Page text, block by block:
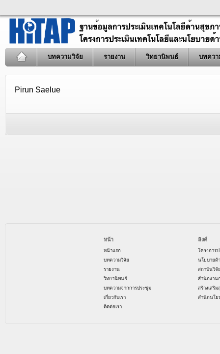
บทความวิจัย รายงาน วิทยานิพนธ์ บทควา
Pirun Saelue
หน้า
หน้าแรก
บทความวิจัย
รายงาน
วิทยานิพนธ์
บทความจากการประชุม
เกี่ยวกับเรา
ติดต่อเรา
ลิงค์
โครงการ
นโยบายด้
สถาบันวิจั
สำนักงาน
สร้างเสริ
สำนักนโย